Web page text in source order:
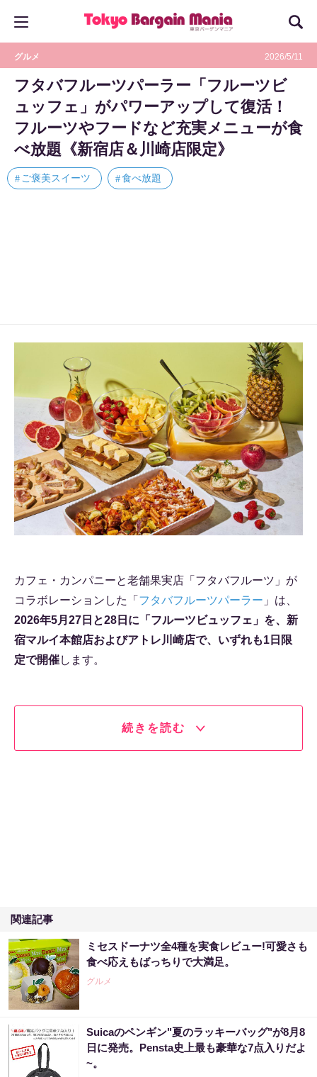
グルメ 2026/5/11
フタバフルーツパーラー「フルーツビ
ュッフェ」がパワーアップして復活！
フルーツやフードなど充実メニューが食
べ放題《新宿店＆川崎店限定》
ご褒美スイーツ 食べ放題
カフェ・カンパニーと老舗果実店「フタバフルーツ」が
コラボレーションした「 フタバフルーツパーラー 」は、
2026年5月27日と28日に「フルーツビュッフェ」を、新
宿マルイ本館店およびアトレ川崎店で、いずれも1日限
定で開催します。
続きを読む
関連記事
ミセスドーナツ全4種を実食レビュー!可愛さも
食べ応えもばっちりで大満足。
グルメ
Suicaのペンギン"夏のラッキーバッグ"が8月8
日に発売。Pensta史上最も豪華な7点入りだよ
~。